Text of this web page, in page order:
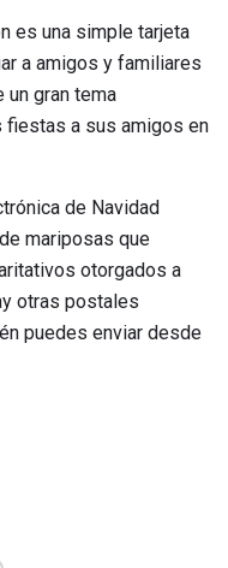
es una simple tarjeta
a amigos y familiares
un gran tema
a sus amigos en
de Navidad
mariposas que
otorgados a
otras postales
puedes enviar desde